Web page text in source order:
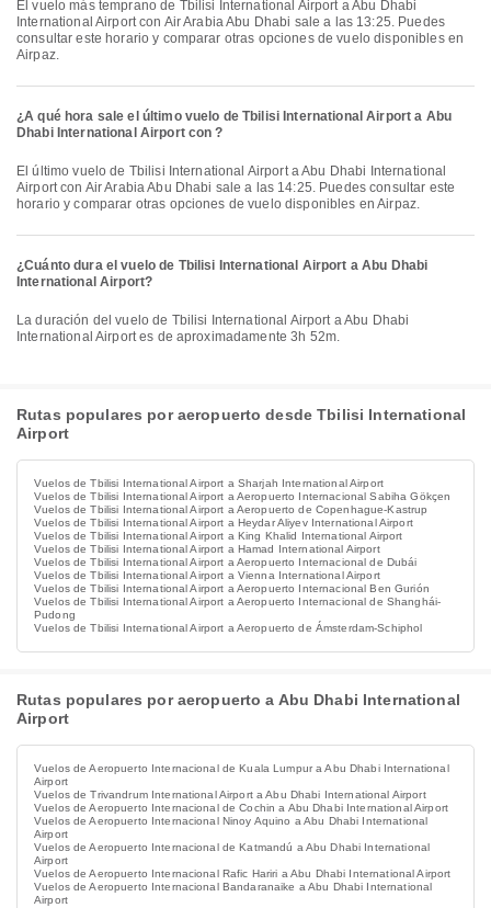
El vuelo más temprano de Tbilisi International Airport a Abu Dhabi
International Airport con Air Arabia Abu Dhabi sale a las 13:25. Puedes
consultar este horario y comparar otras opciones de vuelo disponibles en
Airpaz.
¿A qué hora sale el último vuelo de Tbilisi International Airport a Abu
Dhabi International Airport con ?
El último vuelo de Tbilisi International Airport a Abu Dhabi International
Airport con Air Arabia Abu Dhabi sale a las 14:25. Puedes consultar este
horario y comparar otras opciones de vuelo disponibles en Airpaz.
¿Cuánto dura el vuelo de Tbilisi International Airport a Abu Dhabi
International Airport?
La duración del vuelo de Tbilisi International Airport a Abu Dhabi
International Airport es de aproximadamente 3h 52m.
Rutas populares por aeropuerto desde Tbilisi International
Airport
Vuelos de Tbilisi International Airport a Sharjah International Airport
Vuelos de Tbilisi International Airport a Aeropuerto Internacional Sabiha Gökçen
Vuelos de Tbilisi International Airport a Aeropuerto de Copenhague-Kastrup
Vuelos de Tbilisi International Airport a Heydar Aliyev International Airport
Vuelos de Tbilisi International Airport a King Khalid International Airport
Vuelos de Tbilisi International Airport a Hamad International Airport
Vuelos de Tbilisi International Airport a Aeropuerto Internacional de Dubái
Vuelos de Tbilisi International Airport a Vienna International Airport
Vuelos de Tbilisi International Airport a Aeropuerto Internacional Ben Gurión
Vuelos de Tbilisi International Airport a Aeropuerto Internacional de Shanghái-
Pudong
Vuelos de Tbilisi International Airport a Aeropuerto de Ámsterdam-Schiphol
Rutas populares por aeropuerto a Abu Dhabi International
Airport
Vuelos de Aeropuerto Internacional de Kuala Lumpur a Abu Dhabi International
Airport
Vuelos de Trivandrum International Airport a Abu Dhabi International Airport
Vuelos de Aeropuerto Internacional de Cochin a Abu Dhabi International Airport
Vuelos de Aeropuerto Internacional Ninoy Aquino a Abu Dhabi International
Airport
Vuelos de Aeropuerto Internacional de Katmandú a Abu Dhabi International
Airport
Vuelos de Aeropuerto Internacional Rafic Hariri a Abu Dhabi International Airport
Vuelos de Aeropuerto Internacional Bandaranaike a Abu Dhabi International
Airport